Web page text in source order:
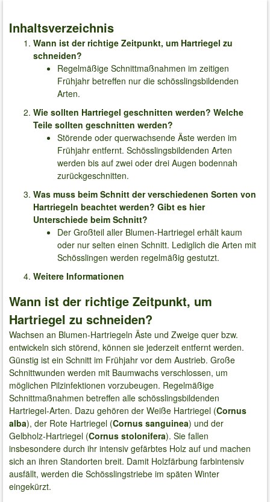
Inhaltsverzeichnis
Wann ist der richtige Zeitpunkt, um Hartriegel zu
schneiden?
Regelmäßige Schnittmaßnahmen im zeitigen
Frühjahr betreffen nur die schösslingsbildenden
Arten.
Wie sollten Hartriegel geschnitten werden? Welche
Teile sollten geschnitten werden?
Störende oder querwachsende Äste werden im
Frühjahr entfernt. Schösslingsbildenden Arten
werden bis auf zwei oder drei Augen bodennah
zurückgeschnitten.
Was muss beim Schnitt der verschiedenen Sorten von
Hartriegeln beachtet werden? Gibt es hier
Unterschiede beim Schnitt?
Der Großteil aller Blumen-Hartriegel erhält kaum
oder nur selten einen Schnitt. Lediglich die Arten mit
Schösslingen werden regelmäßig gestutzt.
Weitere Informationen
Wann ist der richtige Zeitpunkt, um
Hartriegel zu schneiden?
Wachsen an Blumen-Hartriegeln Äste und Zweige quer bzw.
entwickeln sich störend, können sie jederzeit entfernt werden.
Günstig ist ein Schnitt im Frühjahr vor dem Austrieb. Große
Schnittwunden werden mit Baumwachs verschlossen, um
möglichen Pilzinfektionen vorzubeugen. Regelmäßige
Schnittmaßnahmen betreffen alle schösslingsbildenden
Hartriegel-Arten. Dazu gehören der Weiße Hartriegel (Cornus
alba), der Rote Hartriegel (Cornus sanguinea) und der
Gelbholz-Hartriegel (Cornus stolonifera). Sie fallen
insbesondere durch ihr intensiv gefärbtes Holz auf und machen
sich an ihren Standorten breit. Damit Holzfärbung farbintensiv
ausfällt, werden die Schösslingstriebe im späten Winter
eingekürzt.